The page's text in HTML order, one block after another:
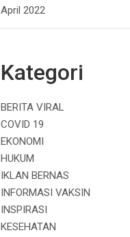
April 2022
Kategori
BERITA VIRAL
COVID 19
EKONOMI
HUKUM
IKLAN BERNAS
INFORMASI VAKSIN
INSPIRASI
KESEHATAN